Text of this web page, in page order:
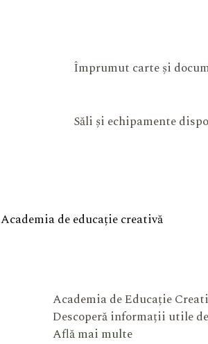
Împrumut carte și
Săli și echipamente
Academia de educație creativă
Academia de Educație
Descoperă informații utile
Află mai multe